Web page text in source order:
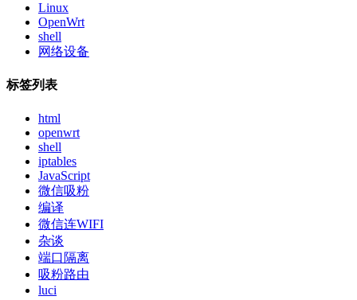
Linux
OpenWrt
shell
网络设备
标签列表
html
openwrt
shell
iptables
JavaScript
微信吸粉
编译
微信连WIFI
杂谈
端口隔离
吸粉路由
luci